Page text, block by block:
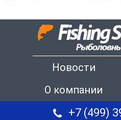
Новости
О компании
+7 (499)